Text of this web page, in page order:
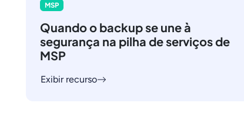
MSP
Quando o backup se une à
segurança na pilha de serviços de
MSP
Exibir recurso